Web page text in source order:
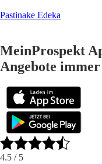
Pastinake Edeka
MeinProspekt
Angebote
4.5 / 5